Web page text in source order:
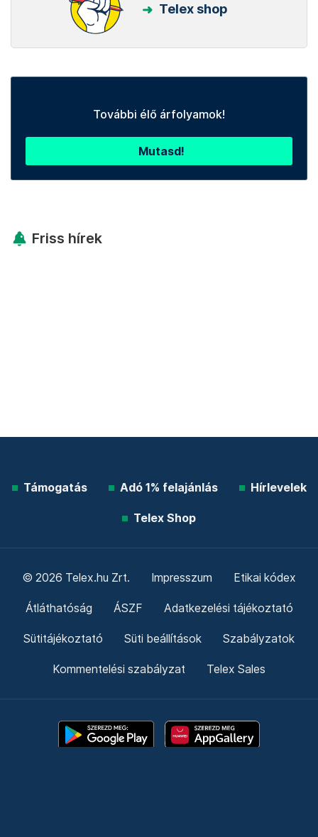
Telex shop
További élő árfolyamok!
Mutasd!
Friss hírek
Támogatás Adó 1% felajánlás Hírlevelek
Telex Shop
© 2026 Telex.hu Zrt. Impresszum Etikai kódex
Átláthatóság ÁSZF Adatkezelési tájékoztató
Sütitájékoztató Süti beállítások Szabályzatok
Kommentelési szabályzat Telex Sales